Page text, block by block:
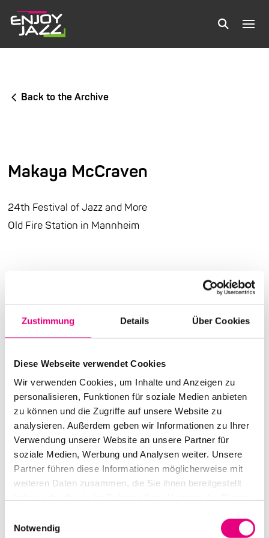
Zustimmung Details Über Cookies
Diese Webseite verwendet Cookies
Wir verwenden Cookies, um Inhalte und Anzeigen zu
personalisieren, Funktionen für soziale Medien anbieten
zu können und die Zugriffe auf unsere Website zu
analysieren. Außerdem geben wir Informationen zu Ihrer
Verwendung unserer Website an unsere Partner für
soziale Medien, Werbung und Analysen weiter. Unsere
Partner führen diese Informationen möglicherweise mit
weiteren Daten zusammen, die Sie ihnen bereitgestellt
Notwendig
Back to the Archive
Makaya McCraven
24th Festival of Jazz and More
Old Fire Station in Mannheim
Doors open:november10, 2022 – 7:00 p.m.
End:november
, 2022 - 9:45 p.m.
Makaya McCraven: drums, electronics
Junius Paul: bass
Matt Gold: guitar
Marquis Hill: trumpet
Advance ticket price: €29.50
Box office: €30 .00
Nationality: France
Mannheim